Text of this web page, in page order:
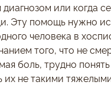
или когда
Эту помощь нужно
человека в
того, что не
боль, трудно
их не такими